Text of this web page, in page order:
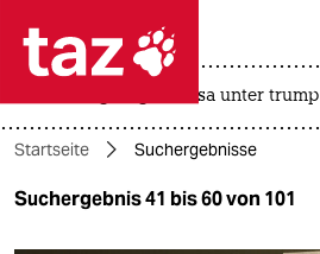
 taz zahl ich
taz zahl ich
themen
usa unter trump
Startseite Suchergebnisse
Suchergebnis 41 bis 60 von 101